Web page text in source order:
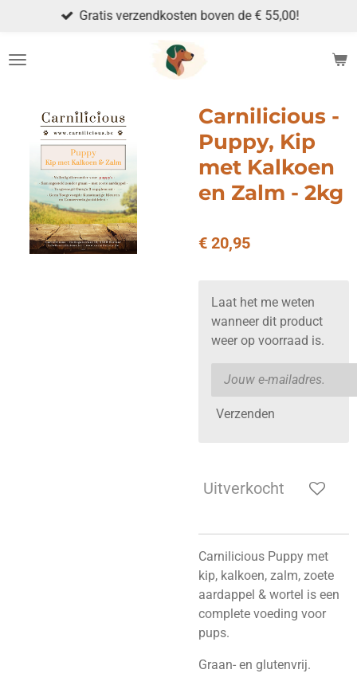
naar
Gratis verzendkosten boven de € 55,00!
Carnilicious -
Puppy, Kip
met Kalkoen
en Zalm - 2kg
€ 20,95
Laat het me weten
wanneer dit product
weer op voorraad is.
Verzenden
Uitverkocht
Carnilicious Puppy met
kip, kalkoen, zalm, zoete
aardappel & wortel is een
complete voeding voor
pups.
Graan- en glutenvrij.